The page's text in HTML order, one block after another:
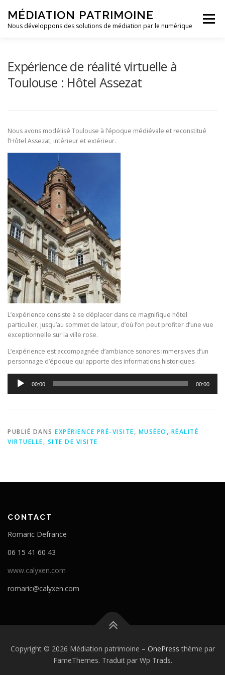
contenu
MÉDIATION PATRIMOINE
Nous développons des solutions de médiation par le numérique
Menu
Expérience de réalité virtuelle à
Toulouse : Hôtel Assezat
Nous avons modélisé Toulouse à l’époque médiévale et reconstitué
l’Hôtel Assezat, intérieur et extérieur.
L’expérience consiste à se déplacer dans ce magnifique hôtel
particulier, jusqu’au sommet de latour, d’où l’on peut profiter d’une vue
exceptionnelle sur la ville rose.
L’expérience est accompagnée d’ambiance sonores immersives d’un
personnage d’époque qui apporte des informations historiques.
Lecteur
audio
00:00 00:00
PUBLIÉ DANS EXPÉRIENCE PRÉ-VISITE, MUSÉEO , RÉALITÉ
VIRTUELLE, SITE DE VISITE
CONTACT
Romaric Defrance
06 15 41 60 43
www.calyxen.com
romaric@calyxen.com
Copyright © 2026 Médiation patrimoine – OnePress thème par
FameThemes. Traduit par Wp Trads.